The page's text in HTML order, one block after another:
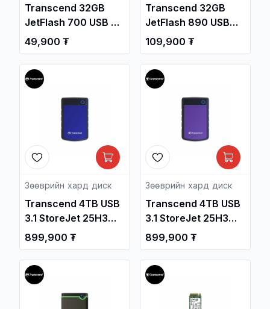
Transcend 32GB
JetFlash 700 USB 3.1
Gen1 Flash Drive
/TS32GJF700/
49,900 ₮
Transcend 32GB
JetFlash 890 USB
Type-C Flash Drive
/TS32GJF890S/
109,900 ₮
Зөөврийн хард диск
Transcend 4TB USB
3.1 StoreJet 25H3
2.5-inch Portable
Hard Drive Blue
TS4TSJ25H3B /
Зөөврийн Хард /
899,900 ₮
Зөөврийн хард диск
Transcend 4TB USB
3.1 StoreJet 25H3
2.5-inch Portable
Hard Drive Purple
TS4TSJ25H3P /
Зөөврийн Хард /
899,900 ₮